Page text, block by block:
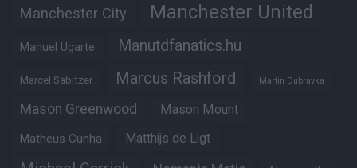
Manchester City Manchester United
Manuel Ugarte Manutdfanatics.hu
Marcel Sabitzer Marcus Rashford Martin Dubravka
Mason Greenwood Mason Mount
Matheus Cunha Matthijs de Ligt